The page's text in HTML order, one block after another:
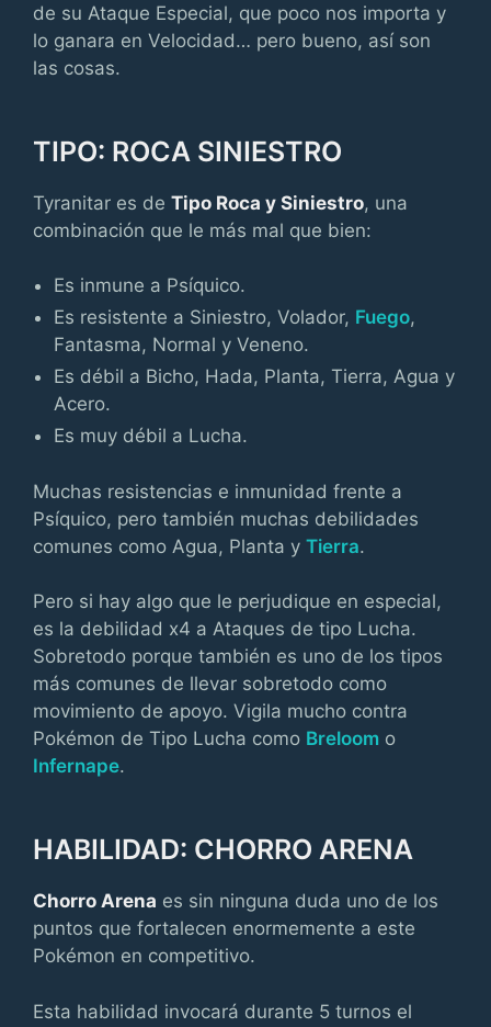
de su Ataque Especial, que poco nos importa y
lo ganara en Velocidad… pero bueno, así son
las cosas.
TIPO: ROCA SINIESTRO
Tyranitar es de Tipo Roca y Siniestro, una
combinación que le más mal que bien:
Es inmune a Psíquico.
Es resistente a Siniestro, Volador, Fuego,
Fantasma, Normal y Veneno.
Es débil a Bicho, Hada, Planta, Tierra, Agua y
Acero.
Es muy débil a Lucha.
Muchas resistencias e inmunidad frente a
Psíquico, pero también muchas debilidades
comunes como Agua, Planta y Tierra.
Pero si hay algo que le perjudique en especial,
es la debilidad x4 a Ataques de tipo Lucha.
Sobretodo porque también es uno de los tipos
más comunes de llevar sobretodo como
movimiento de apoyo. Vigila mucho contra
Pokémon de Tipo Lucha como Breloom o
Infernape.
HABILIDAD: CHORRO ARENA
Chorro Arena es sin ninguna duda uno de los
puntos que fortalecen enormemente a este
Pokémon en competitivo.
Esta habilidad invocará durante 5 turnos el